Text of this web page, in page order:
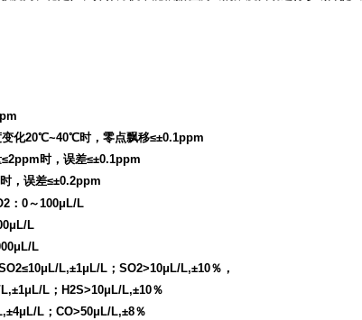
化20℃~40℃时，零点飘移≤±0.1ppm
时，误差≤±0.1ppm
，误差≤±0.2ppm
：0～100μL/L
L
L
L,±1μL/L；SO2>10μL/L,±10％，
L；H2S>10μL/L,±10％
L；CO>50μL/L,±8％